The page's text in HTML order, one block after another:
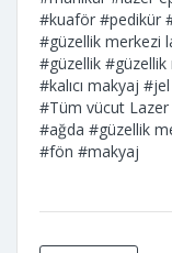
#kuaför #pedikür
#güzellik merkezi
#güzellik #güzellik
#kalıcı makyaj
#Tüm vücut Lazer
#ağda #güzellik
#fön #makyaj